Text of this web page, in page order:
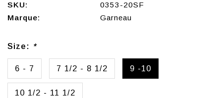
SKU:
0353-20SF
Marque:
Garneau
Size: *
6 - 7 7 1/2 - 8 1/2 9 -10
10 1/2 - 11 1/2